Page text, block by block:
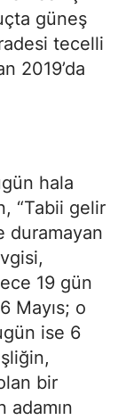
güneş
tecelli
2019’da
hala
“Tabii gelir
duramayan
19 gün
Mayıs; o
ise 6
bir
adamın